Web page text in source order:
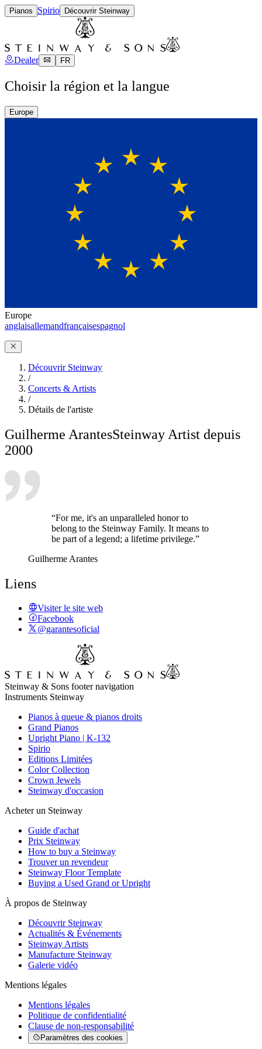
Pianos Spirio Découvrir Steinway
Dealer FR
Choisir la région et la langue
Europe
Europe
anglaisallemandfrançaisespagnol
Découvrir Steinway
/
Concerts & Artists
/
Détails de l'artiste
Guilherme ArantesSteinway Artist depuis
2000
“For me, it's an unparalleled honor to
belong to the Steinway Family. It means to
be part of a legend; a lifetime privilege.”
Guilherme Arantes
Liens
Visiter le site web
Facebook
@garantesoficial
Steinway & Sons footer navigation
Instruments Steinway
Pianos à queue & pianos droits
Grand Pianos
Upright Piano | K-132
Spirio
Editions Limitées
Color Collection
Crown Jewels
Steinway d'occasion
Acheter un Steinway
Guide d'achat
Prix Steinway
How to buy a Steinway
Trouver un revendeur
Steinway Floor Template
Buying a Used Grand or Upright
À propos de Steinway
Découvrir Steinway
Actualités & Événements
Steinway Artists
Manufacture Steinway
Galerie vidéo
Mentions légales
Mentions légales
Politique de confidentialité
Clause de non-responsabilité
Paramètres des cookies